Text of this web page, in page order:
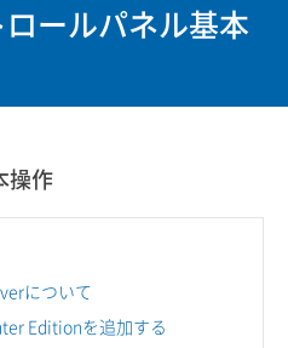
ールパネル基本
操作
について
Editionを追加する